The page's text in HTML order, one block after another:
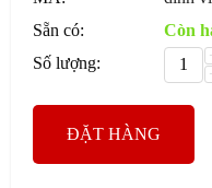
Sẵn có:
Còn
Số lượng:
ĐẶT HÀNG